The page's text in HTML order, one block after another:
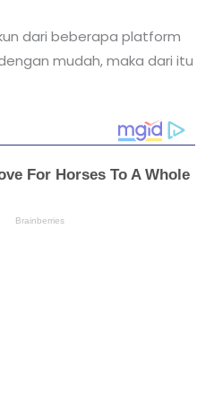
dari beberapa platform
mudah, maka dari itu